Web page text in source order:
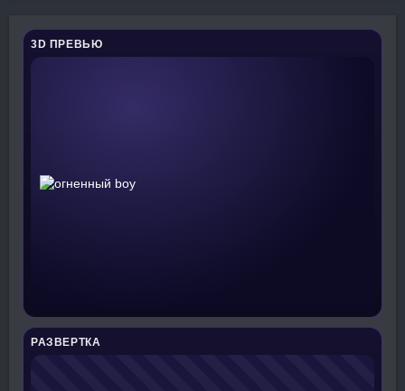
3D ПРЕВЬЮ
РАЗВЕРТКА